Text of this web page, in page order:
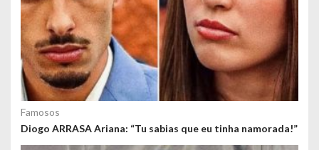
Famosos
Diogo ARRASA Ariana: “Tu sabias que eu tinha namorada!”